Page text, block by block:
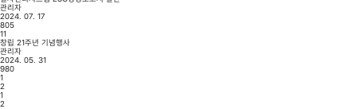
관리자
2024. 07. 17
805
11
창립 21주년 기념행사
관리자
2024. 05. 31
980
1
2
1
2